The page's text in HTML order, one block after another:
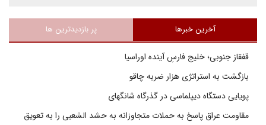
آخرین خبرها پر بازدیدترین ها
قفقاز جنوبی؛ خلیج فارسِ آینده اوراسیا
بازگشت به استراتژی هزار ضربه چاقو
پویایی دستگاه دیپلماسی در گذرگاه شانگهای
مقاومت عراق پاسخ به حملات متجاوزانه به حشد الشعبی را به تعویق